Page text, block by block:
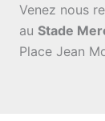
Venez nous
au Stade
Place Jean